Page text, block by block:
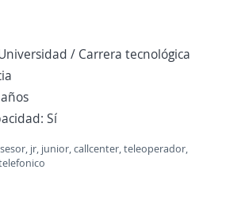
/ Carrera tecnológica
Sí
jr, junior, callcenter, teleoperador,